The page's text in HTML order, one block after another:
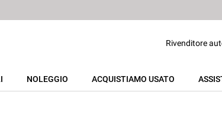
Rivenditore
NOLEGGIO ACQUISTIAMO USATO